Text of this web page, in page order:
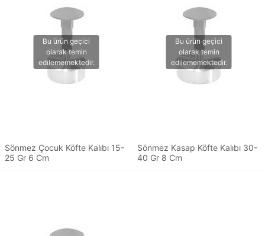
Sönmez Çocuk Köfte Kalıbı 15-
25 Gr 6 Cm
Sönmez Kasap Köfte Kalıbı 30-
40 Gr 8 Cm